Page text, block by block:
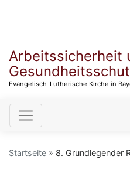
Arbeitssicherheit
Evangelisch-Lutherische Kirche in
Startseite 8. Grundlegender